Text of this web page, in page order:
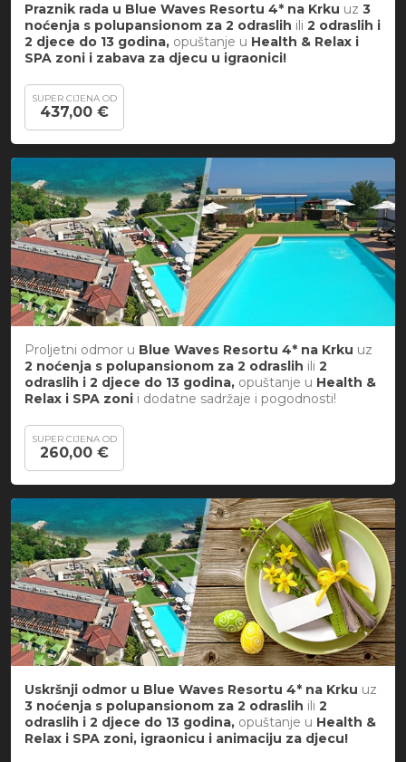
Praznik rada u Blue Waves Resortu 4* na Krku uz 3
noćenja s polupansionom za 2 odraslih ili 2 odraslih i
2 djece do 13 godina, opuštanje u Health & Relax i
SPA zoni i zabava za djecu u igraonici!
SUPER CIJENA OD
437,00 €
Proljetni odmor u Blue Waves Resortu 4* na Krku uz
2 noćenja s polupansionom za 2 odraslih ili 2
odraslih i 2 djece do 13 godina, opuštanje u Health &
Relax i SPA zoni i dodatne sadržaje i pogodnosti!
SUPER CIJENA OD
260,00 €
Uskršnji odmor u Blue Waves Resortu 4* na Krku uz
3 noćenja s polupansionom za 2 odraslih ili 2
odraslih i 2 djece do 13 godina, opuštanje u Health &
Relax i SPA zoni, igraonicu i animaciju za djecu!